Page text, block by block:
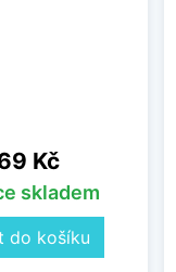
Kč
skladem
do košíku